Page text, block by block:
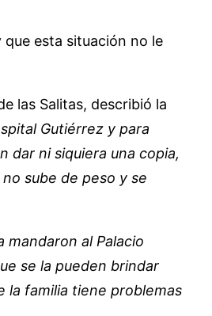
esta situación no le
las Salitas, describió la
Gutiérrez y para
dar ni siquiera una copia,
sube de peso y se
mandaron al Palacio
se la pueden brindar
la familia tiene problemas